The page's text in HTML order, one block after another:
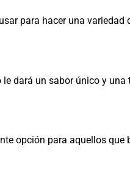
para hacer una variedad
dará un sabor único y
opción para aquellos que